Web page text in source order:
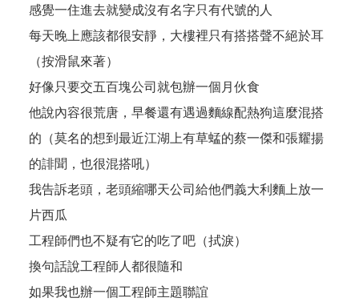
感覺一住進去就變成沒有名字只有代號的人
每天晚上應該都很安靜，大樓裡只有搭搭聲不絕於耳
（按滑鼠來著）
好像只要交五百塊公司就包辦一個月伙食
他說內容很荒唐，早餐還有遇過麵線配熱狗這麼混搭
的（莫名的想到最近江湖上有草蜢的蔡一傑和張耀揚
的誹聞，也很混搭吼）
我告訴老頭，老頭縮哪天公司給他們義大利麵上放一
片西瓜
工程師們也不疑有它的吃了吧（拭淚）
換句話說工程師人都很隨和
如果我也辦一個工程師主題聯誼